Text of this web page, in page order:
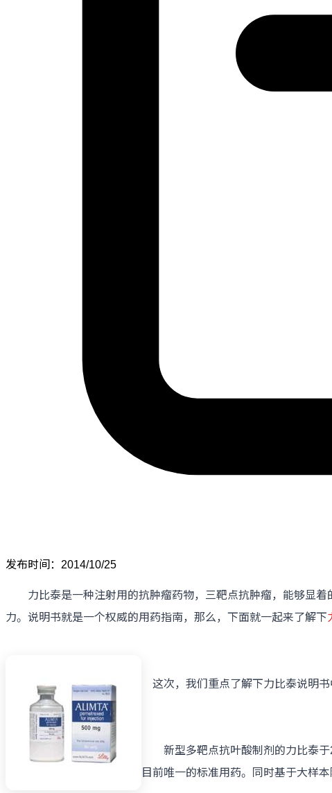
发布时间：2014/10/25
力比泰是一种注射用的抗肿瘤药物，三靶点抗肿瘤，能够显着
力。说明书就是一个权威的用药指南，那么，下面就一起来了解下
这次，我们重点了解下力比泰说明
新型多靶点抗叶酸制剂的力比泰于
目前唯一的标准用药。同时基于大样